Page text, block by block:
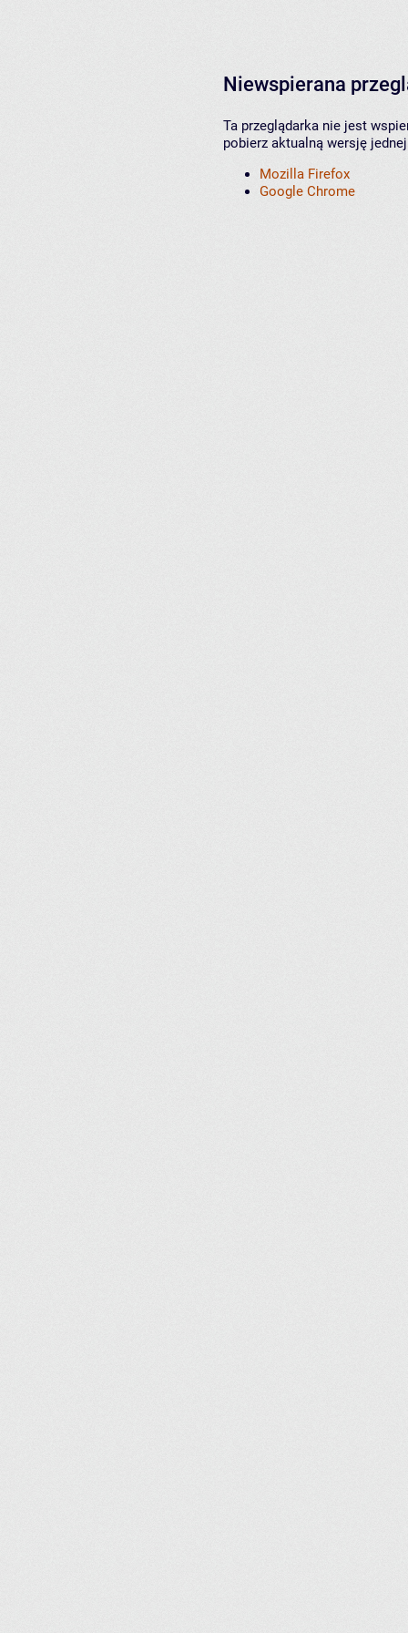
Niewspierana
Ta przeglądarka nie jest
pobierz aktualną wersję
Mozilla Firefox
Google Chrome